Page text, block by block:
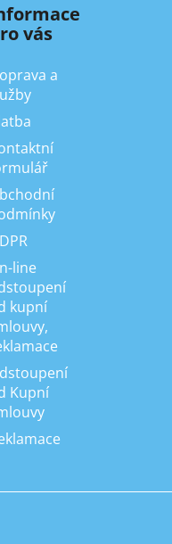
vás
a
line
kupní
Kupní